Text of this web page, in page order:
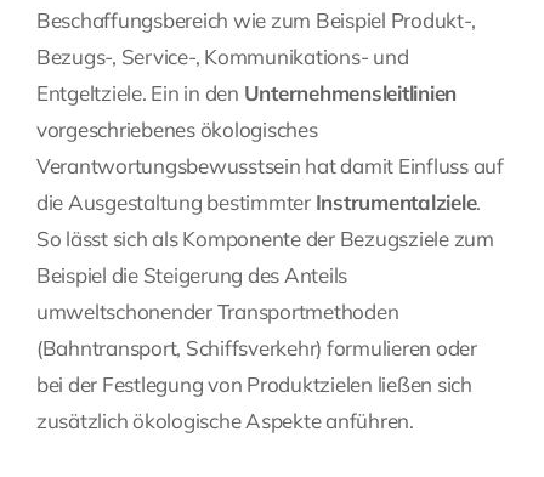
Beschaffungsbereich wie zum Beispiel Produkt-,
Bezugs-, Service-, Kommunikations- und
Entgeltziele. Ein in den Unternehmensleitlinien
vorgeschriebenes ökologisches
Verantwortungsbewusstsein hat damit Einfluss auf
die Ausgestaltung bestimmter Instrumentalziele.
So lässt sich als Komponente der Bezugsziele zum
Beispiel die Steigerung des Anteils
umweltschonender Transportmethoden
(Bahntransport, Schiffsverkehr) formulieren oder
bei der Festlegung von Produktzielen ließen sich
zusätzlich ökologische Aspekte anführen.